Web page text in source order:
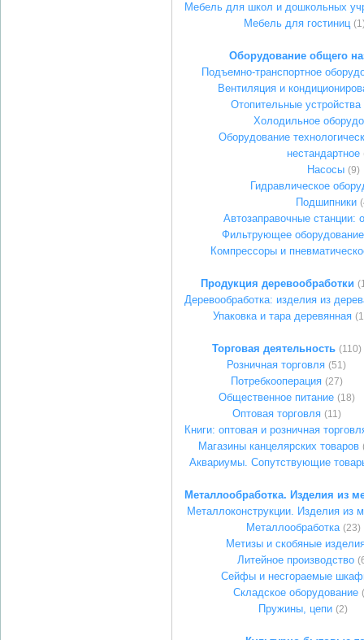
Мебель для школ и дошкольных
Мебель для гостиниц
Оборудование общего
Подъемно-транспортное
Вентиляция и
Отопительные
Холодильное
Оборудование
нестандартное
Насосы (9)
Гидравлическое
Подшипники
Автозаправочные станции:
Фильтрующее
Компрессоры и
Продукция деревообработки
Деревообработка: изделия из
Упаковка и тара деревянная
Торговая деятельность (110)
Розничная торговля (51)
Потребкооперация (27)
Общественное питание (18)
Оптовая торговля (11)
Книги: оптовая и розничная
Магазины канцелярских товаров
Аквариумы. Сопутствующие
Металлообработка. Изделия из
Металлоконструкции. Изделия из
Металлообработка (23)
Метизы и скобяные
Литейное производство
Сейфы и несгораемые
Складское оборудование
Пружины, цепи (2)